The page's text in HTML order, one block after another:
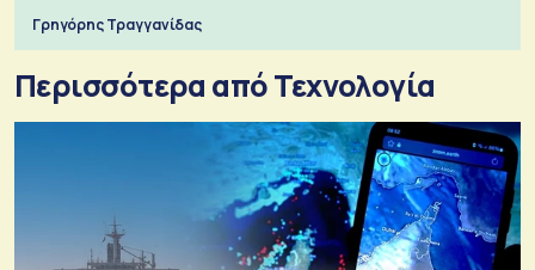
Γρηγόρης Τραγγανίδας
Περισσότερα από Τεχνολογία